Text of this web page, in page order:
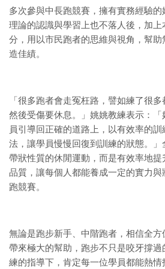
多次參與中長跑競賽，擁有實務經驗
理論的認識與學習上也不落人後，加
分，用以市民跑者的思維與視角，幫
造佳績。
「很多跑者會走冤枉路，譬如練了很
然後受傷要休息。」姚姚教練表示：
員引導回正確的道路上，以有效率的
法，讓學員慢慢回復到訓練的狀態。
帶狀性質的休閒運動，而是有效率地
品質，讓每個人都能養成一定的實力
跑競賽。
無論是跑步新手、中階跑者，相信全
帶來極大的幫助，跑步不只是咬牙撐
練的指導下，肯定每一位學員都能熱